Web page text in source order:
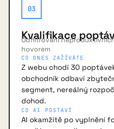
03
Kvalifikace
Odfiltrování
hovorem
CO DNES ZAŽÍVÁTE
Z webu chodí 30
obchodník odbaví
segment, nereálný
dohod.
CO AI POSTAVÍ
AI okamžitě po vyplnění